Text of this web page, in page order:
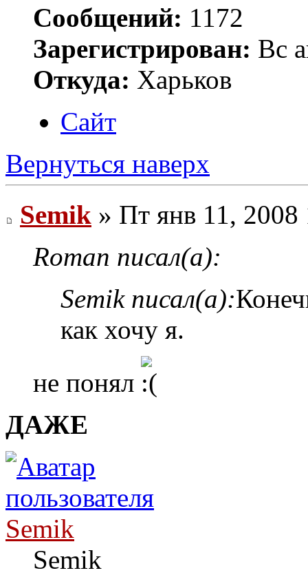
Сообщений: 1172
Зарегистрирован: Вс
Откуда: Харьков
Сайт
Вернуться наверх
Semik » Пт янв 11, 2008
Roman писал(а):
Semik писал(а):
как хочу я.
не понял
ДАЖЕ
Semik
Semik